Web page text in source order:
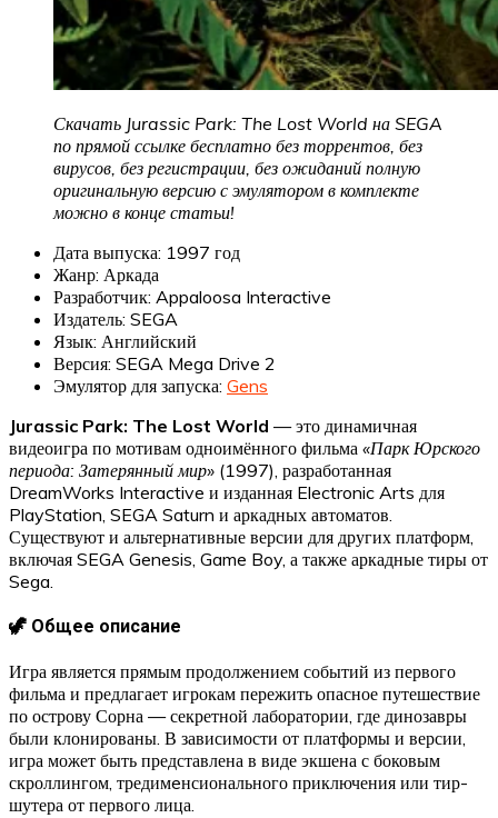
Скачать Jurassic Park: The Lost World на SEGA
по прямой ссылке бесплатно без торрентов, без
вирусов, без регистрации, без ожиданий полную
оригинальную версию с эмулятором в комплекте
можно в конце статьи!
Дата выпуска: 1997 год
Жанр: Аркада
Разработчик: Appaloosa Interactive
Издатель: SEGA
Язык: Английский
Версия: SEGA Mega Drive 2
Эмулятор для запуска: Gens
Jurassic Park: The Lost World — это динамичная
видеоигра по мотивам одноимённого фильма «Парк Юрского
периода: Затерянный мир» (1997), разработанная
DreamWorks Interactive и изданная Electronic Arts для
PlayStation, SEGA Saturn и аркадных автоматов.
Существуют и альтернативные версии для других платформ,
включая SEGA Genesis, Game Boy, а также аркадные тиры от
Sega.
🦖 Общее описание
Игра является прямым продолжением событий из первого
фильма и предлагает игрокам пережить опасное путешествие
по острову Сорна — секретной лаборатории, где динозавры
были клонированы. В зависимости от платформы и версии,
игра может быть представлена в виде экшена с боковым
скроллингом, тредимeнсионального приключения или тир-
шутера от первого лица.